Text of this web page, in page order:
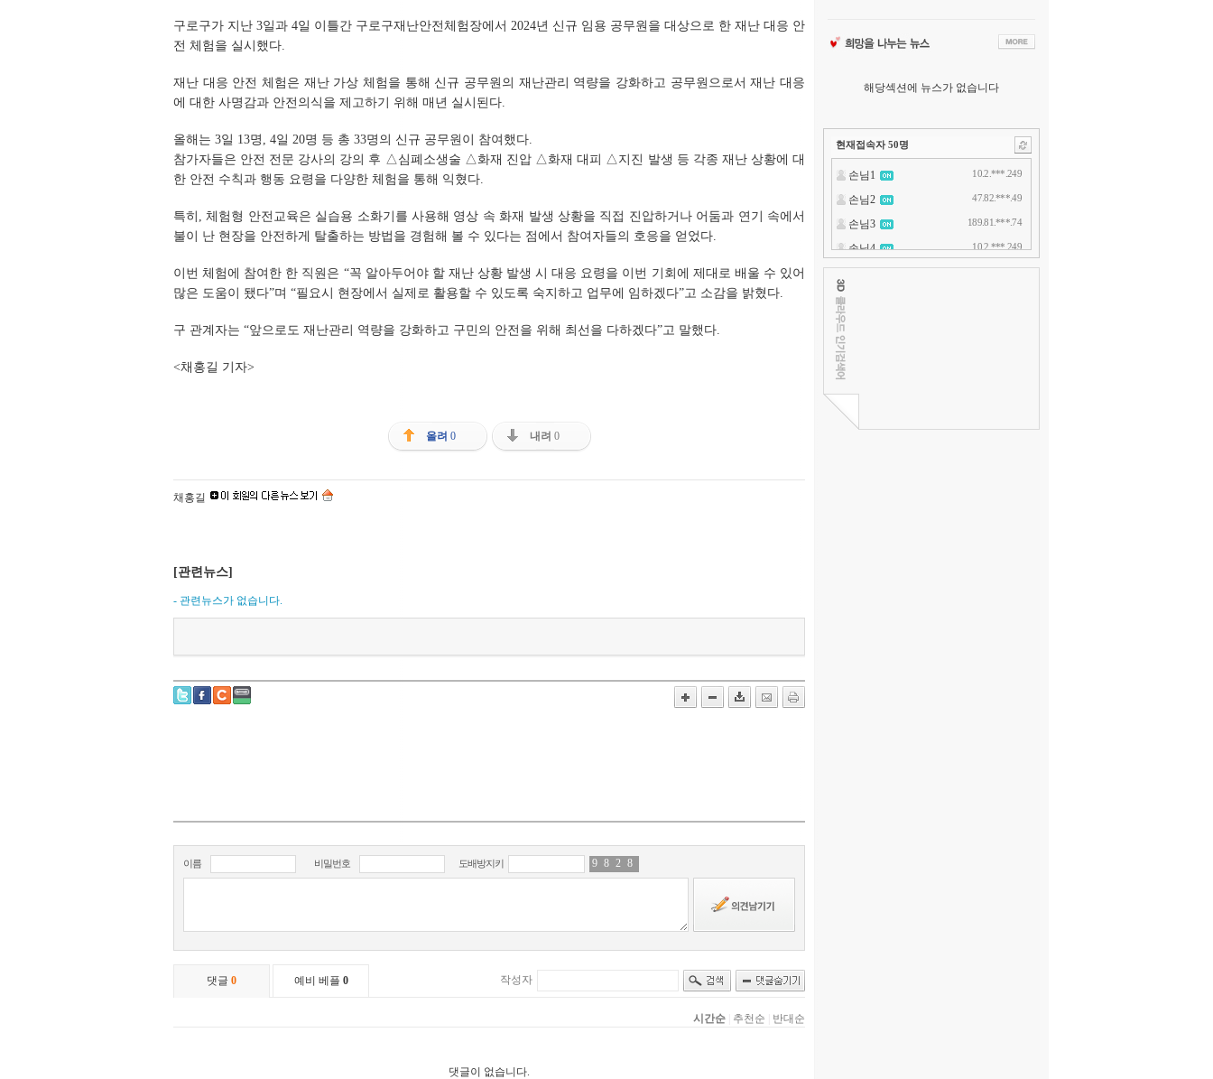
구로구가 지난 3일과 4일 이틀간 구로구재난안전체험장에서 2024년 신규 임용 공무원을 대상으로 한 재난 대응 안
전 체험을 실시했다.
재난 대응 안전 체험은 재난 가상 체험을 통해 신규 공무원의 재난관리 역량을 강화하고 공무원으로서 재난 대응
에 대한 사명감과 안전의식을 제고하기 위해 매년 실시된다.
올해는 3일 13명, 4일 20명 등 총 33명의 신규 공무원이 참여했다.
참가자들은 안전 전문 강사의 강의 후 △심폐소생술 △화재 진압 △화재 대피 △지진 발생 등 각종 재난 상황에 대
한 안전 수칙과 행동 요령을 다양한 체험을 통해 익혔다.
특히, 체험형 안전교육은 실습용 소화기를 사용해 영상 속 화재 발생 상황을 직접 진압하거나 어둠과 연기 속에서
불이 난 현장을 안전하게 탈출하는 방법을 경험해 볼 수 있다는 점에서 참여자들의 호응을 얻었다.
이번 체험에 참여한 한 직원은 “꼭 알아두어야 할 재난 상황 발생 시 대응 요령을 이번 기회에 제대로 배울 수 있어
많은 도움이 됐다”며 “필요시 현장에서 실제로 활용할 수 있도록 숙지하고 업무에 임하겠다”고 소감을 밝혔다.
구 관계자는 “앞으로도 재난관리 역량을 강화하고 구민의 안전을 위해 최선을 다하겠다”고 말했다.
<채홍길 기자>
올려 0 내려 0
채홍길
[관련뉴스]
- 관련뉴스가 없습니다.
해당섹션에 뉴스가 없습니다
현재접속자 50명